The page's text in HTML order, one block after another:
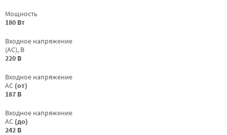
Мощность
180 Вт
Входное напряжение
(AC), В
220 В
Входное напряжение
AC (от)
187 В
Входное напряжение
AC (до)
242 В